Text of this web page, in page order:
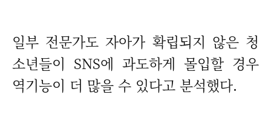
일부 전문가도 자아가 확립되지 않은 청
소년들이 SNS에 과도하게 몰입할 경우
역기능이 더 많을 수 있다고 분석했다.